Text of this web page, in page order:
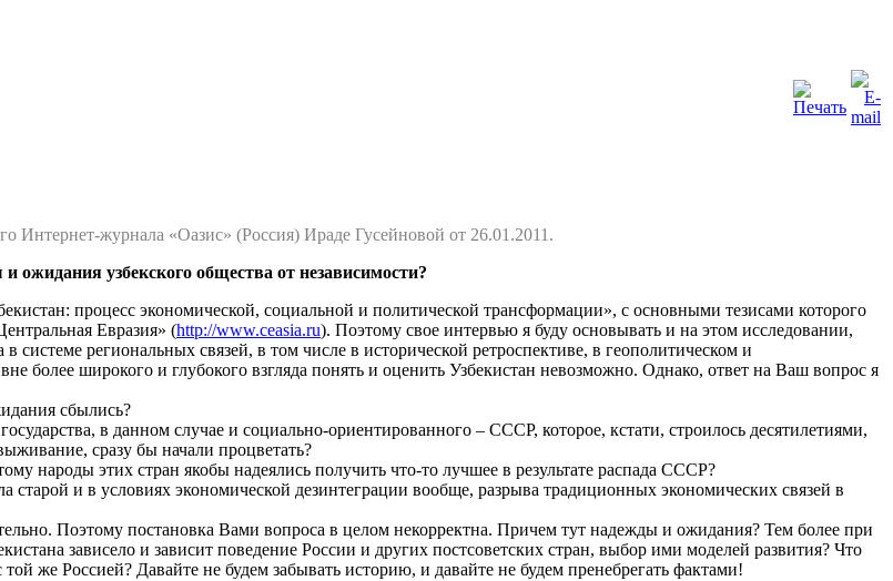
Интернет-журнала «Оазис» (Россия) Ираде Гусейновой от 26.01.2011.
узбекского общества от независимости?
процесс экономической, социальной и политической трансформации», с основными тезисами которого
Евразия» (http://www.ceasia.ru). Поэтому свое интервью я буду основывать и на этом исследовании,
региональных связей, в том числе в исторической ретроспективе, в геополитическом и
более широкого и глубокого взгляда понять и оценить Узбекистан невозможно. Однако, ответ на Ваш вопрос я
сбылись?
в данном случае и социально-ориентированного – СССР, которое, кстати, строилось десятилетиями,
сразу бы начали процветать?
народы этих стран якобы надеялись получить что-то лучшее в результате распада СССР?
и в условиях экономической дезинтеграции вообще, разрыва традиционных экономических связей в
Поэтому постановка Вами вопроса в целом некорректна. Причем тут надежды и ожидания? Тем более при
зависело и зависит поведение России и других постсоветских стран, выбор ими моделей развития? Что
же Россией? Давайте не будем забывать историю, и давайте не будем пренебрегать фактами!